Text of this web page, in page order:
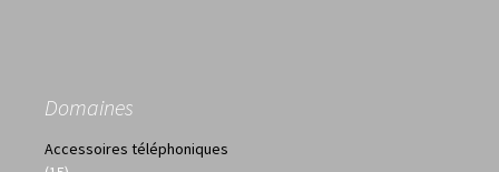
Domaines
Accessoires téléphoniques